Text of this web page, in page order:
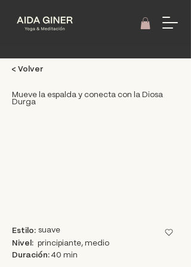
< Volver
Mueve la espalda y conecta con la Diosa
Durga
Estilo: suave
principiante, medio
Nivel:
40 min
Duración: